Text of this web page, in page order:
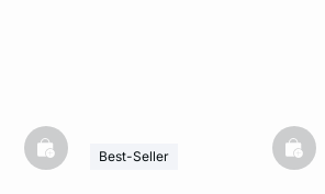
basketfullBest-Seller